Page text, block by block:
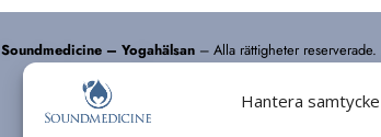
Hantera samtycke
Soundmedicine – Yogahälsan– Alla rättigheter reserverade.